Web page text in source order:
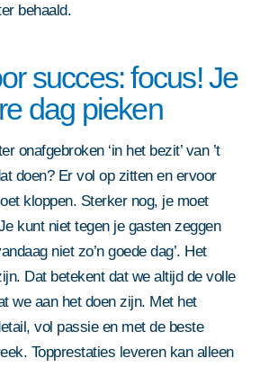
behaald.
succes: focus! Je
dag pieken
onafgebroken ‘in het bezit’ van ’t
doen? Er vol op zitten en ervoor
kloppen. Sterker nog, je moet
kunt niet tegen je gasten zeggen
niet zo’n goede dag’. Het
Dat betekent dat we altijd de volle
we aan het doen zijn. Met het
vol passie en met de beste
Topprestaties leveren kan alleen